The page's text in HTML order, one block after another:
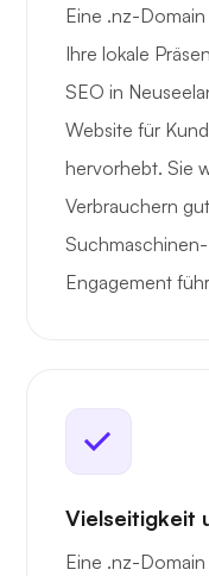
Eine .nz-
Ihre lokale
SEO in
Website für
hervorhebt. Sie
Verbrauchern
Engagement
Vielseitigkeit
Eine .nz-